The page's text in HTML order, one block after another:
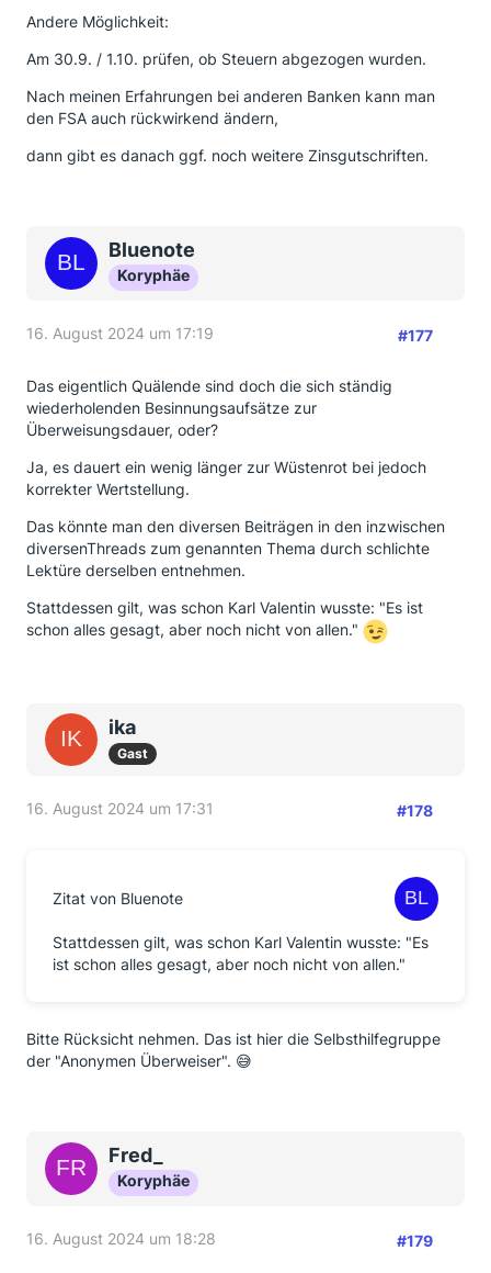
Andere Möglichkeit:
Am 30.9. / 1.10. prüfen, ob Steuern abgezogen wurden.
Nach meinen Erfahrungen bei anderen Banken kann man
den FSA auch rückwirkend ändern,
dann gibt es danach ggf. noch weitere Zinsgutschriften.
Bluenote
Koryphäe
16. August 2024 um 17:19 #177
Das eigentlich Quälende sind doch die sich ständig
wiederholenden Besinnungsaufsätze zur
Überweisungsdauer, oder?
Ja, es dauert ein wenig länger zur Wüstenrot bei jedoch
korrekter Wertstellung.
Das könnte man den diversen Beiträgen in den inzwischen
diversenThreads zum genannten Thema durch schlichte
Lektüre derselben entnehmen.
Stattdessen gilt, was schon Karl Valentin wusste: "Es ist
schon alles gesagt, aber noch nicht von allen."
ika
Gast
16. August 2024 um 17:31 #178
Zitat von Bluenote
Stattdessen gilt, was schon Karl Valentin wusste: "Es
ist schon alles gesagt, aber noch nicht von allen."
Bitte Rücksicht nehmen. Das ist hier die Selbsthilfegruppe
der "Anonymen Überweiser". 😅
Fred_
Koryphäe
16. August 2024 um 18:28 #179